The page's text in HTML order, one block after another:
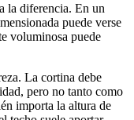
la diferencia. En un
puede verse
voluminosa puede
La cortina debe
pero no tanto como
importa la altura de